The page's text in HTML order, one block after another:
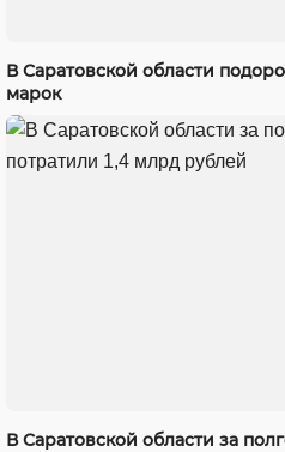
В Саратовской области
марок
В Саратовской области за